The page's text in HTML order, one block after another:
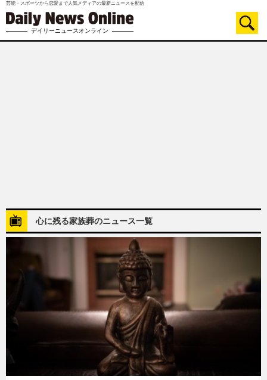
芸能・スポーツから恋愛まで人気メディアの最新ニュースを配信
デイリーニュースオンライン
心に残る家族葬のニュース一覧